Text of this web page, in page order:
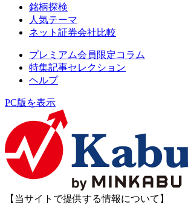
銘柄探検
人気テーマ
ネット証券会社比較
プレミアム会員限定コラム
特集記事セレクション
ヘルプ
PC版を表示
【当サイトで提供する情報について】